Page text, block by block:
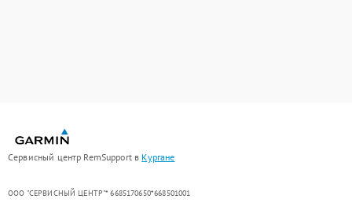
Сервисный центр RemSupport в Кургане
ООО "СЕРВИСНЫЙ ЦЕНТР"* 6685170650*668501001